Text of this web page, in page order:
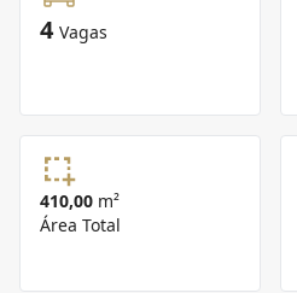
4 Vagas
410,00 m²
Área Total